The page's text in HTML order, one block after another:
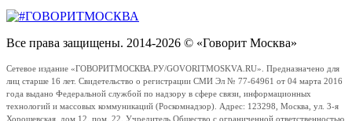
Все права защищены. 2014-2026 © «Говорит Москва»
Сетевое издание «ГОВОРИТМОСКВА.РУ/GOVORITMOSKVA.RU». Предназначено для
лиц старше 16 лет. Свидетельство о регистрации СМИ Эл № 77-64961 от 04 марта 2016
года выдано Федеральной службой по надзору в сфере связи, информационных
технологий и массовых коммуникаций (Роскомнадзор). Адрес: 123298, Москва, ул. 3-я
Хорошевская, дом 12, пом. 22. Учредитель Общество с ограниченной ответственностью